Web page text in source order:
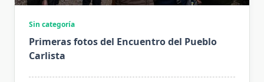
Sin categoría
Primeras fotos del Encuentro del Pueblo
Carlista